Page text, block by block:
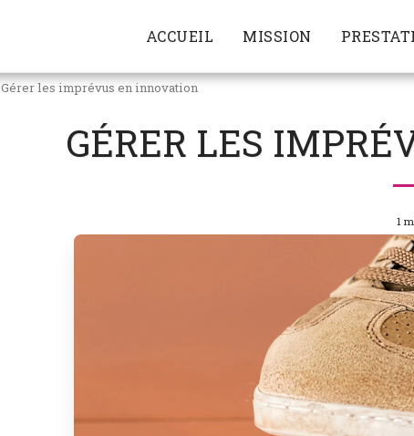
ACCUEIL MISSION
Gérer les imprévus en innovation
GÉRER LES
1